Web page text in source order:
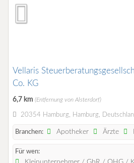
Vellaris
Co. KG
6,7 km (Entfernung von Alsterdorf)
20354 Hamburg, Hamburg,
Branchen: Apotheker Ärzte
Für wen: